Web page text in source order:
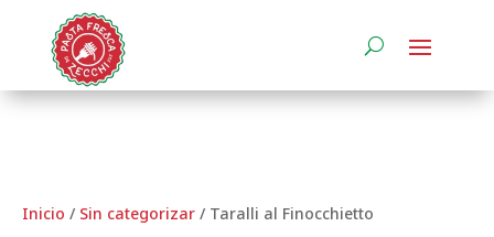
Inicio / Sin categorizar / Taralli al Finocchietto